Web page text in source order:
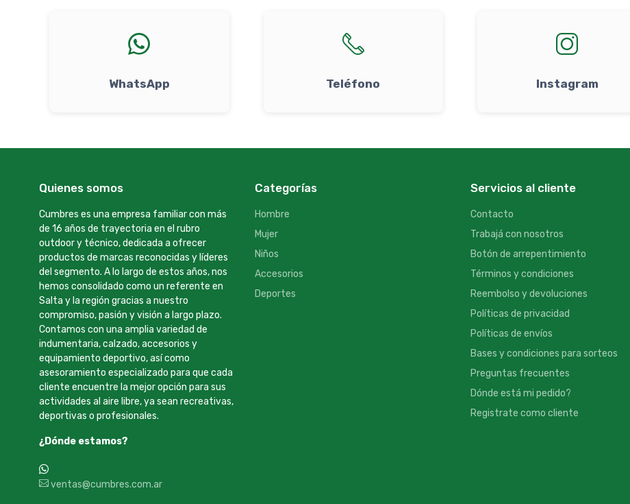
WhatsApp Teléfono Instagram
Quienes somos
Cumbres es una empresa familiar con más
de 16 años de trayectoria en el rubro
outdoor y técnico, dedicada a ofrecer
productos de marcas reconocidas y líderes
del segmento. A lo largo de estos años, nos
hemos consolidado como un referente en
Salta y la región gracias a nuestro
compromiso, pasión y visión a largo plazo.
Contamos con una amplia variedad de
indumentaria, calzado, accesorios y
equipamiento deportivo, así como
asesoramiento especializado para que cada
cliente encuentre la mejor opción para sus
actividades al aire libre, ya sean recreativas,
deportivas o profesionales.
¿Dónde estamos?
ventas@cumbres.com.ar
Categorías
Hombre
Mujer
Niños
Accesorios
Deportes
Servicios al cliente
Contacto
Trabajá con nosotros
Botón de arrepentimiento
Términos y condiciones
Reembolso y devoluciones
Políticas de privacidad
Políticas de envíos
Bases y condiciones para sorteos
Preguntas frecuentes
Dónde está mi pedido?
Registrate como cliente